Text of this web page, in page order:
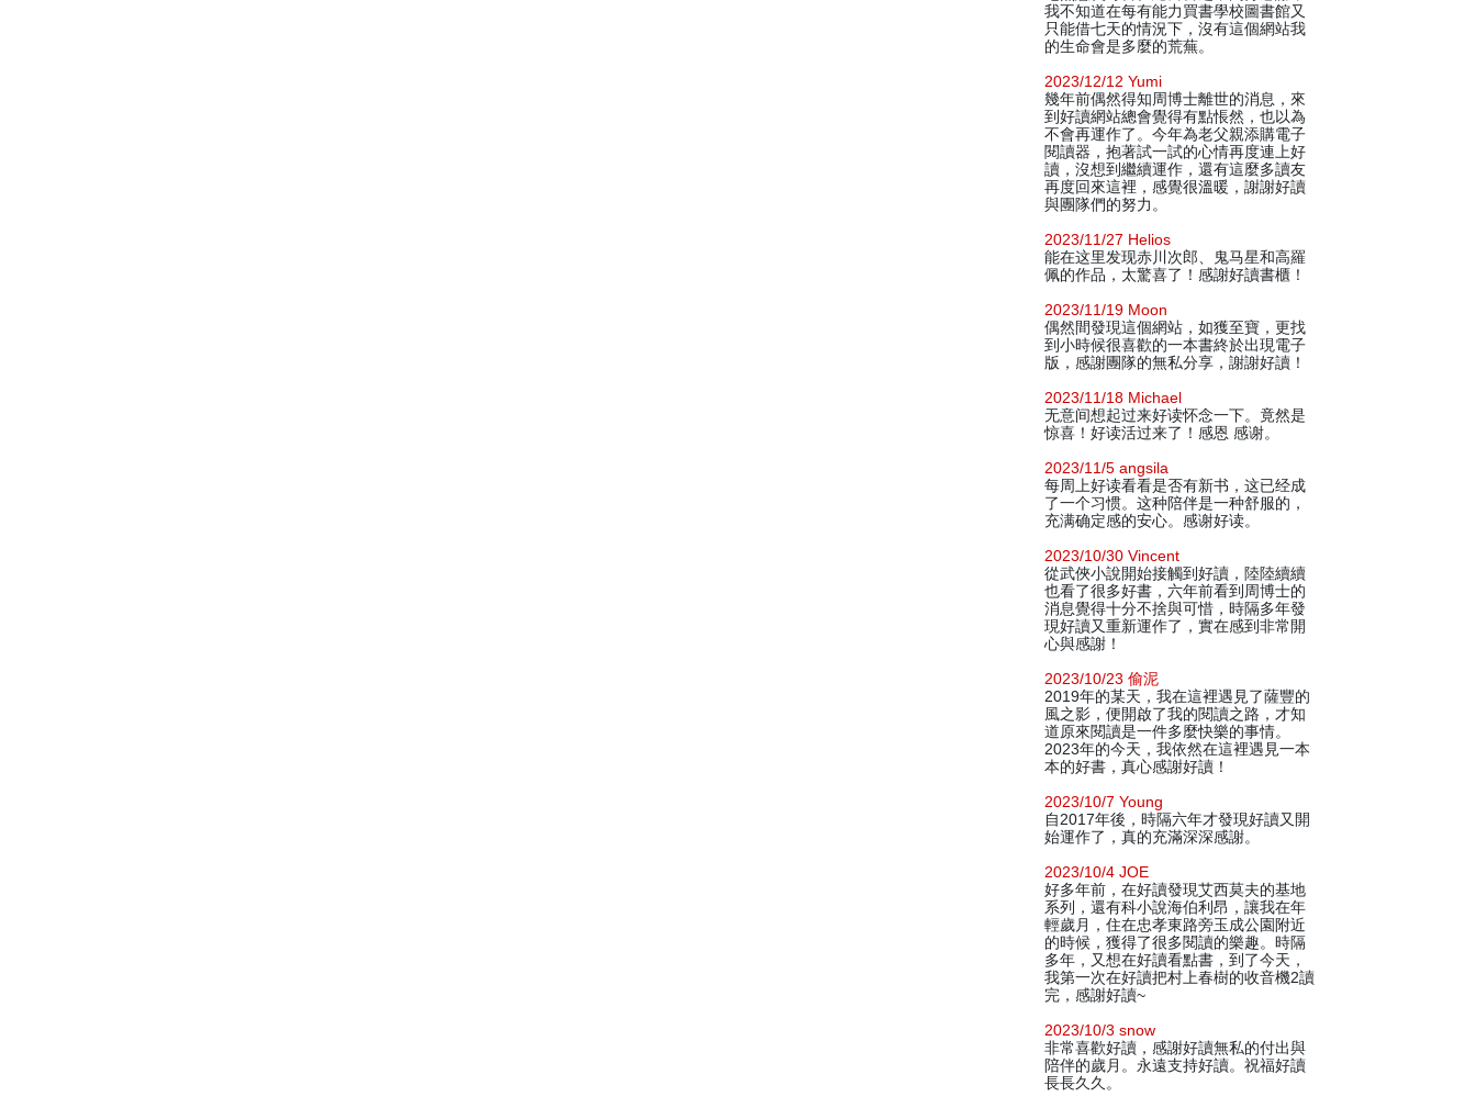
我不知道在每有能力買書學校圖書館又
只能借七天的情況下，沒有這個網站我
的生命會是多麼的荒蕪。
2023/12/12 Yumi
幾年前偶然得知周博士離世的消息，來
到好讀網站總會覺得有點悵然，也以為
不會再運作了。今年為老父親添購電子
閱讀器，抱著試一試的心情再度連上好
讀，沒想到繼續運作，還有這麼多讀友
再度回來這裡，感覺很溫暖，謝謝好讀
與團隊們的努力。
2023/11/27 Helios
能在这里发现赤川次郎、鬼马星和高羅
佩的作品，太驚喜了！感謝好讀書櫃！
2023/11/19 Moon
偶然間發現這個網站，如獲至寶，更找
到小時候很喜歡的一本書終於出現電子
版，感謝團隊的無私分享，謝謝好讀！
2023/11/18 Michael
无意间想起过来好读怀念一下。竟然是
惊喜！好读活过来了！感恩 感谢。
2023/11/5 angsila
每周上好读看看是否有新书，这已经成
了一个习惯。这种陪伴是一种舒服的，
充满确定感的安心。感谢好读。
2023/10/30 Vincent
從武俠小說開始接觸到好讀，陸陸續續
也看了很多好書，六年前看到周博士的
消息覺得十分不捨與可惜，時隔多年發
現好讀又重新運作了，實在感到非常開
心與感謝！
2023/10/23 偷泥
2019年的某天，我在這裡遇見了薩豐的
風之影，便開啟了我的閱讀之路，才知
道原來閱讀是一件多麼快樂的事情。
2023年的今天，我依然在這裡遇見一本
本的好書，真心感謝好讀！
2023/10/7 Young
自2017年後，時隔六年才發現好讀又開
始運作了，真的充滿深深感謝。
2023/10/4 JOE
好多年前，在好讀發現艾西莫夫的基地
系列，還有科小說海伯利昂，讓我在年
輕歲月，住在忠孝東路旁玉成公園附近
的時候，獲得了很多閱讀的樂趣。時隔
多年，又想在好讀看點書，到了今天，
我第一次在好讀把村上春樹的收音機2讀
完，感謝好讀~
2023/10/3 snow
非常喜歡好讀，感謝好讀無私的付出與
陪伴的歲月。永遠支持好讀。祝福好讀
長長久久。